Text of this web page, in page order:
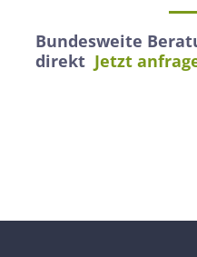
Bundesweite
direkt Jetzt